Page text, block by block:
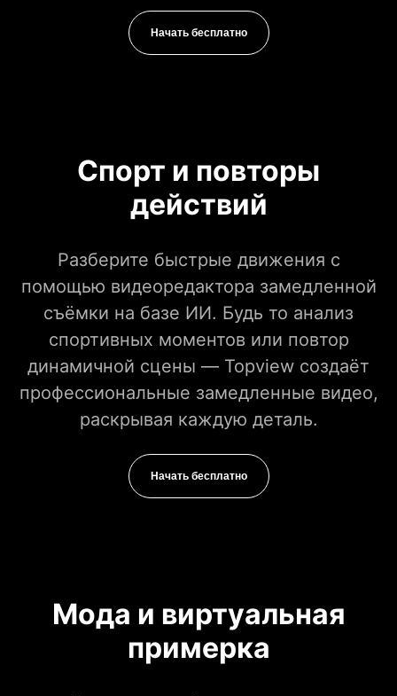
Начать бесплатно
Спорт и повторы
действий
Разберите быстрые движения с
помощью видеоредактора замедленной
съёмки на базе ИИ. Будь то анализ
спортивных моментов или повтор
динамичной сцены — Topview создаёт
профессиональные замедленные видео,
раскрывая каждую деталь.
Начать бесплатно
Мода и виртуальная
примерка